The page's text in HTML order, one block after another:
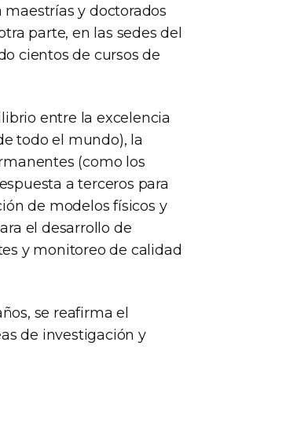
y doctorados
parte, en las sedes del
cientos de cursos de
entre la excelencia
todo el mundo), la
(como los
a terceros para
de modelos físicos y
el desarrollo de
y monitoreo de calidad
se reafirma el
de investigación y